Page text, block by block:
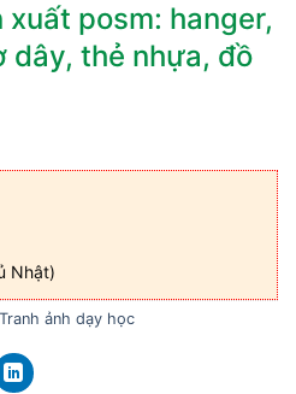
posm: hanger,
dây, thẻ nhựa, đồ
Nhật)
Tranh ảnh dạy học